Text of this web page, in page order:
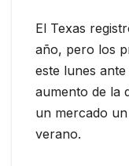
El Texas
año, pero los
este lunes
aumento de la
un mercado
verano.